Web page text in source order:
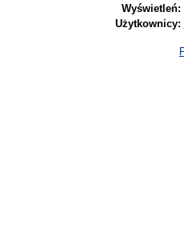
Wyświetleń:
Użytkownicy: